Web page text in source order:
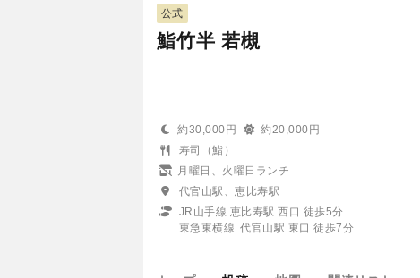
公式
鮨竹半 若槻
約30,000円
約20,000円
寿司（鮨）
月曜日、火曜日ランチ
代官山駅、恵比寿駅
JR山手線 恵比寿駅 西口 徒歩5分
東急東横線 代官山駅 東口 徒歩7分